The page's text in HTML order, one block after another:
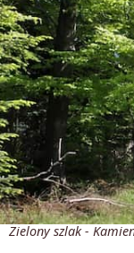
Zielony szlak -